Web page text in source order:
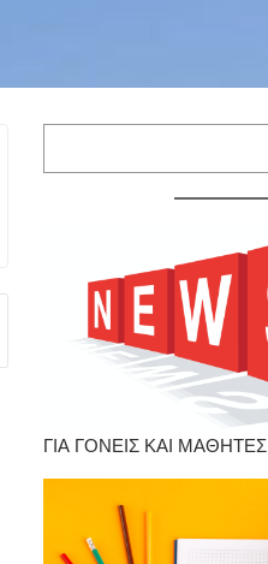
ΓΙΑ ΓΟΝΕΙΣ ΚΑΙ ΜΑΘΗΤΕΣ